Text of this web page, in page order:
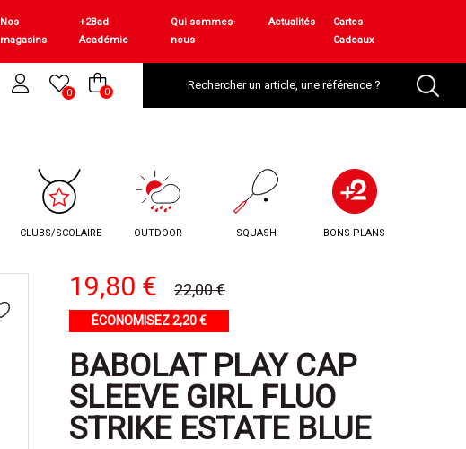
Nos
magasins
+2Bad
Académie
Qui sommes-
nous
Actualités
Cartes
Cadeaux
0 0
CLUBS/SCOLAIRE OUTDOOR SQUASH BONS PLANS
19,80 € 22,00 €
ÉCONOMISEZ 2,20 €
BABOLAT PLAY CAP
SLEEVE GIRL FLUO
STRIKE ESTATE BLUE